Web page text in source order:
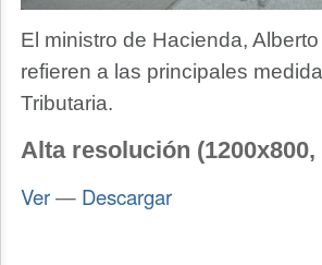
El ministro de Hacienda,
refieren a las principales
Tributaria.
Alta resolución (1200x800,
Ver— Descargar